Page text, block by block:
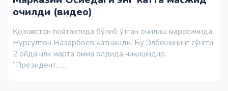
очилди (видео)
Қозоғистон пойтахтида бўлиб ўтган очилиш маросимида
Нурсултон Назарбоев қатнашди. Бу Элбошининг сўнгги
2 ойда илк марта омма олдида чиқишидир.
“Президент…...